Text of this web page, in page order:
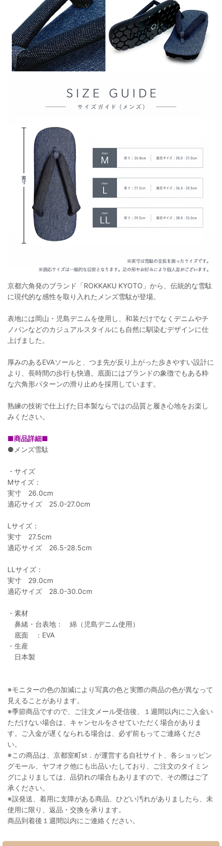
京都六角発のブランド「ROKKAKU KYOTO」から、伝統的な雪駄
に現代的な感性を取り入れたメンズ雪駄が登場。
表地には岡山・児島デニムを使用し、和装だけでなくデニムやチ
ノパンなどのカジュアルスタイルにも自然に馴染むデザインに仕
上げました。
厚みのあるEVAソールと、つま先が反り上がった歩きやすい設計に
より、長時間の歩行も快適。底面にはブランドの象徴でもある粋
な六角形パターンの滑り止めを採用しています。
熟練の技術で仕上げた日本製ならではの品質と履き心地をお楽し
みください。
■商品詳細■
●メンズ雪駄
・サイズ
Mサイズ：
実寸 26.0cm
適応サイズ 25.0-27.0cm
Lサイズ：
実寸 27.5cm
適応サイズ 26.5-28.5cm
LLサイズ：
実寸 29.0cm
適応サイズ 28.0-30.0cm
・素材
鼻緒・台表地： 綿（児島デニム使用）
底面 ：EVA
・生産
日本製
※モニターの色の加減により写真の色と実際の商品の色が異なって
見えることがあります。
※季節商品ですので、ご注文メール受信後、１週間以内にご入金い
ただけない場合は、キャンセルをさせていただく場合がありま
す。ご入金が遅くなられる場合は、必ず前もってご連絡くださ
い。
※この商品は、京都室町st．が運営する自社サイト、各ショッピン
グモール、ヤフオク他にも出品いたしており、ご注文のタイミン
グによりましては、品切れの場合もありますので、その際はご了
承ください。
※誤発送、着用に支障がある商品、ひどい汚れがありましたら、未
使用に限り、返品・交換を承ります。
商品到着後１週間以内にご連絡ください。